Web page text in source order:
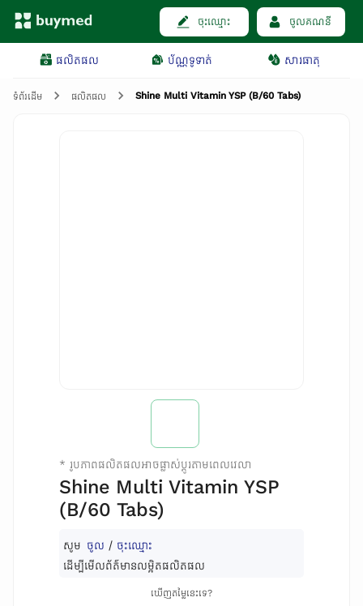
ចុះឈ្មោះ ចូលគណនី
ផលិតផល ប័ណ្ណទូទាត់ សារធាតុ
ទំព័រដើម ផលិតផល Shine Multi Vitamin YSP (B/60 Tabs)
* រូបភាពផលិតផលអាចផ្លាស់ប្តូរតាមពេលវេលា
Shine Multi Vitamin YSP
(B/60 Tabs)
សូម ចូល / ចុះឈ្មោះ
ដើម្បីមើលព័ត៌មានលម្អិតផលិតផល
ឃើញតម្លៃនេះទេ?